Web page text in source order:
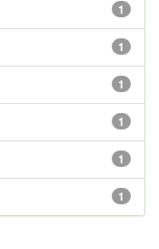
1
1
1
1
1
1